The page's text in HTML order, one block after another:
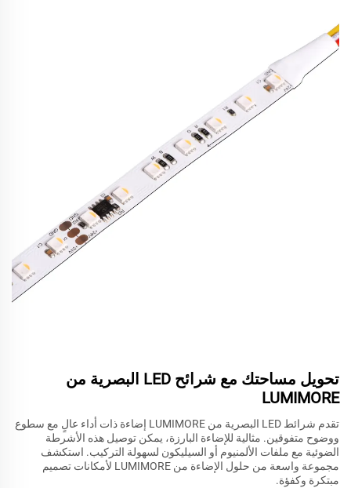
تحويل مساحتك مع شرائح LED البصرية من
LUMIMORE
تقدم شرائط LED البصرية من LUMIMORE إضاءة ذات أداء عالٍ مع سطوع
ووضوح متفوقين. مثالية للإضاءة البارزة، يمكن توصيل هذه الأشرطة
الضوئية مع ملفات الألمنيوم أو السيليكون لسهولة التركيب. استكشف
مجموعة واسعة من حلول الإضاءة من LUMIMORE لأمكانات تصميم
مبتكرة وكفؤة.